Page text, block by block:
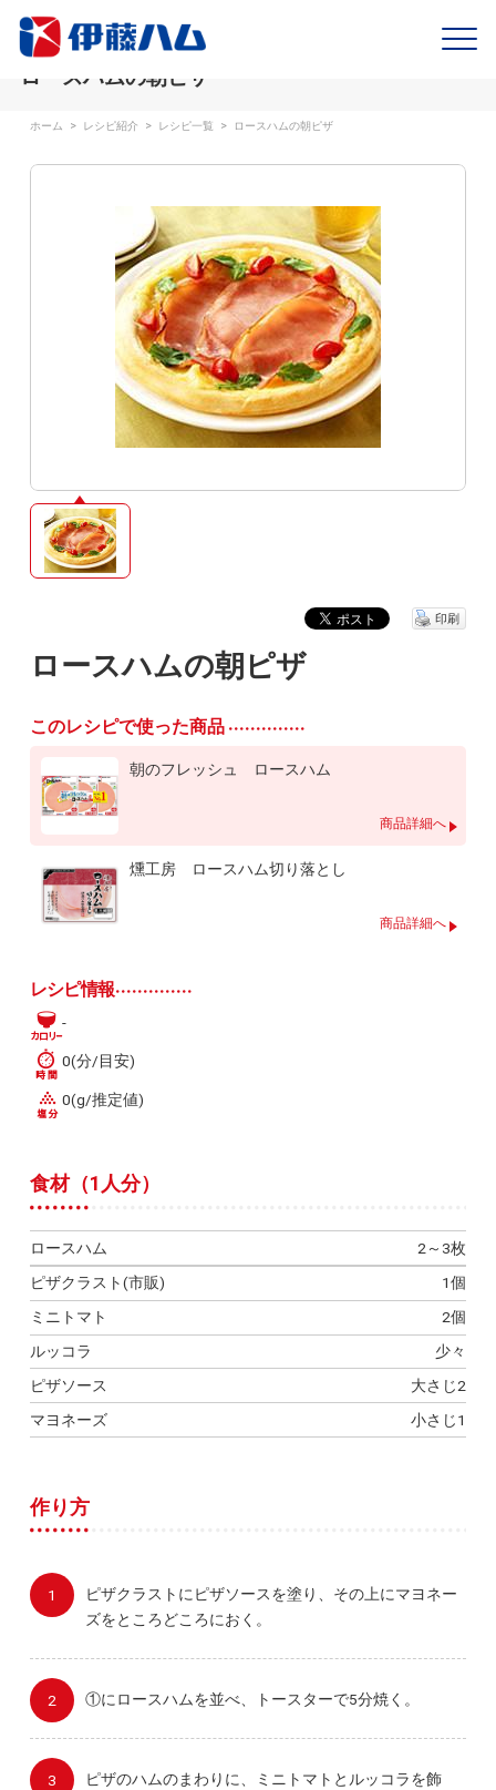
ロースハムの朝ピザ
ホーム > レシピ紹介 > レシピ一覧 > ロースハムの朝ピザ
ロースハムの朝ピザ
印刷
このレシピで使った商品
朝のフレッシュ ロースハム
商品詳細へ
燻工房 ロースハム切り落とし
商品詳細へ
レシピ情報
-
0(分/目安)
0(g/推定値)
食材（1人分）
ロースハム
2～3枚
ピザクラスト(市販)
1個
ミニトマト
2個
ルッコラ
少々
ピザソース
大さじ2
マヨネーズ
小さじ1
作り方
ピザクラストにピザソースを塗り、その上にマヨネー
ズをところどころにおく。
①にロースハムを並べ、トースターで5分焼く。
ピザのハムのまわりに、ミニトマトとルッコラを飾